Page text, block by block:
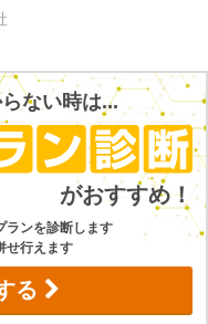
ない時は...
ランを診断します
せ行えます
る